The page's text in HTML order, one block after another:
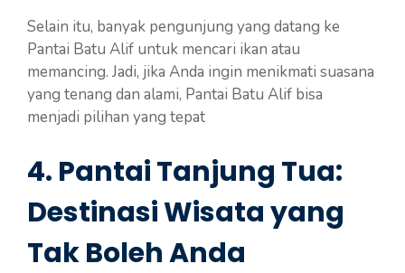
Selain itu, banyak pengunjung yang datang ke
Pantai Batu Alif untuk mencari ikan atau
memancing. Jadi, jika Anda ingin menikmati suasana
yang tenang dan alami, Pantai Batu Alif bisa
menjadi pilihan yang tepat
4. Pantai Tanjung Tua:
Destinasi Wisata yang
Tak Boleh Anda